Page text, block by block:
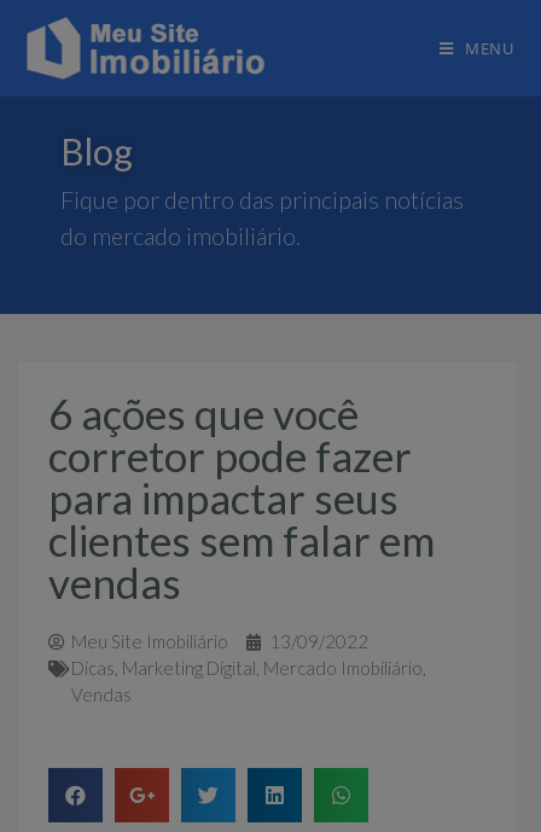
MENU
Blog
Fique por dentro das principais notícias
do mercado imobiliário.
6 ações que você
corretor pode fazer
para impactar seus
clientes sem falar em
vendas
Meu Site Imobiliário
13/09/2022
Dicas Marketing Digital Mercado Imobiliário
Vendas